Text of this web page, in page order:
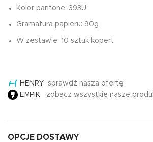
Kolor pantone: 393U
Gramatura papieru: 90g
W zestawie: 10 sztuk kopert
HENRY sprawdź naszą ofertę
EMPIK zobacz wszystkie nasze
OPCJE DOSTAWY